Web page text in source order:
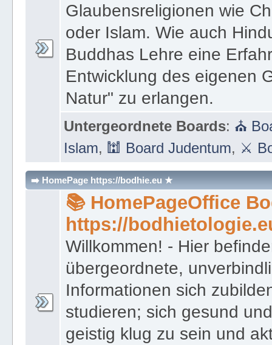
Glaubensreligionen wie
oder Islam. Wie auch
Buddhas Lehre eine
Entwicklung des eigenen
Natur" zu erlangen.
Untergeordnete Boards: ⛪
Islam, 🕍 Board Judentum, ⚔
➡️ HomePage https://bodhie.eu ★
📚 HomePageOffice
https://
Willkommen! - Hier
übergeordnete,
Informationen sich
studieren; sich gesund
geistig klug zu sein und